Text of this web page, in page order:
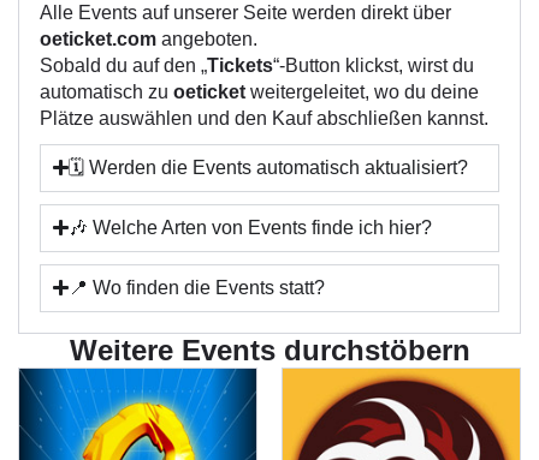
Alle Events auf unserer Seite werden direkt über
oeticket.com angeboten.
Sobald du auf den „Tickets“-Button klickst, wirst du
automatisch zu oeticket weitergeleitet, wo du deine
Plätze auswählen und den Kauf abschließen kannst.
🗓️ Werden die Events automatisch aktualisiert?
🎶 Welche Arten von Events finde ich hier?
📍 Wo finden die Events statt?
Weitere Events durchstöbern